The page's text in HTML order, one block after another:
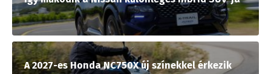
A 2027-es Honda NC750X új színekkel érkezik